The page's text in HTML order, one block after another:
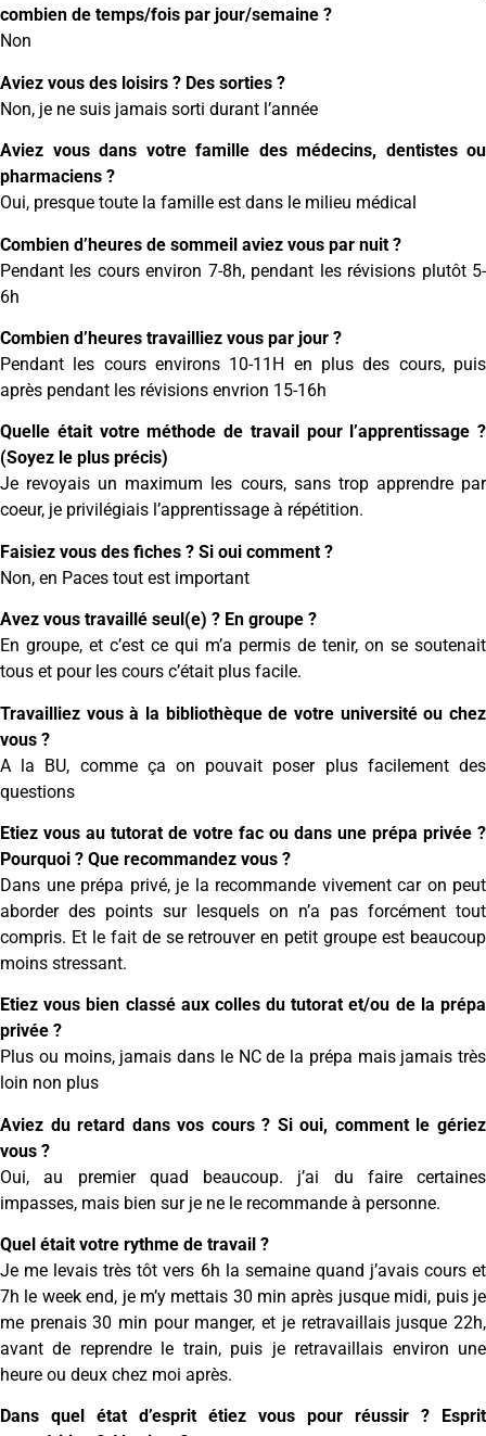
combien de temps/fois par jour/semaine ?
Non
Aviez vous des loisirs ? Des sorties ?
Non, je ne suis jamais sorti durant l’année
Aviez vous dans votre famille des médecins, dentistes ou
pharmaciens ?
Oui, presque toute la famille est dans le milieu médical
Combien d’heures de sommeil aviez vous par nuit ?
Pendant les cours environ 7-8h, pendant les révisions plutôt 5-
6h
Combien d’heures travailliez vous par jour ?
Pendant les cours environs 10-11H en plus des cours, puis
après pendant les révisions envrion 15-16h
Quelle était votre méthode de travail pour l’apprentissage ?
(Soyez le plus précis)
Je revoyais un maximum les cours, sans trop apprendre par
coeur, je privilégiais l’apprentissage à répétition.
Faisiez vous des fiches ? Si oui comment ?
Non, en Paces tout est important
Avez vous travaillé seul(e) ? En groupe ?
En groupe, et c’est ce qui m’a permis de tenir, on se soutenait
tous et pour les cours c’était plus facile.
Travailliez vous à la bibliothèque de votre université ou chez
vous ?
A la BU, comme ça on pouvait poser plus facilement des
questions
Etiez vous au tutorat de votre fac ou dans une prépa privée ?
Pourquoi ? Que recommandez vous ?
Dans une prépa privé, je la recommande vivement car on peut
aborder des points sur lesquels on n’a pas forcément tout
compris. Et le fait de se retrouver en petit groupe est beaucoup
moins stressant.
Etiez vous bien classé aux colles du tutorat et/ou de la prépa
privée ?
Plus ou moins, jamais dans le NC de la prépa mais jamais très
loin non plus
Aviez du retard dans vos cours ? Si oui, comment le gériez
vous ?
Oui, au premier quad beaucoup. j’ai du faire certaines
impasses, mais bien sur je ne le recommande à personne.
Quel était votre rythme de travail ?
Je me levais très tôt vers 6h la semaine quand j’avais cours et
7h le week end, je m’y mettais 30 min après jusque midi, puis je
me prenais 30 min pour manger, et je retravaillais jusque 22h,
avant de reprendre le train, puis je retravaillais environ une
heure ou deux chez moi après.
Dans quel état d’esprit étiez vous pour réussir ? Esprit